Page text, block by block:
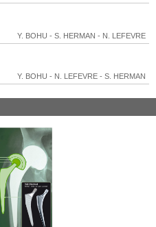
Y. BOHU - S. HERMAN - N. LEFEVRE
Y. BOHU - N. LEFEVRE - S. HERMAN